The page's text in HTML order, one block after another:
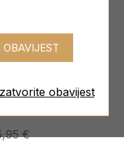
€
obavijest